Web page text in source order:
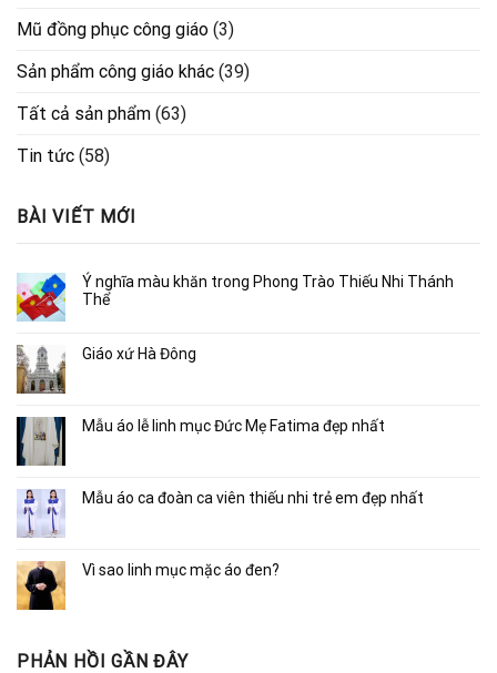
Mũ đồng phục công giáo (3)
Sản phẩm công giáo khác (39)
Tất cả sản phẩm (63)
Tin tức (58)
BÀI VIẾT MỚI
Ý nghĩa màu khăn trong Phong Trào Thiếu Nhi Thánh
Thể
Giáo xứ Hà Đông
Mẫu áo lễ linh mục Đức Mẹ Fatima đẹp nhất
Mẫu áo ca đoàn ca viên thiếu nhi trẻ em đẹp nhất
Vì sao linh mục mặc áo đen?
PHẢN HỒI GẦN ĐÂY